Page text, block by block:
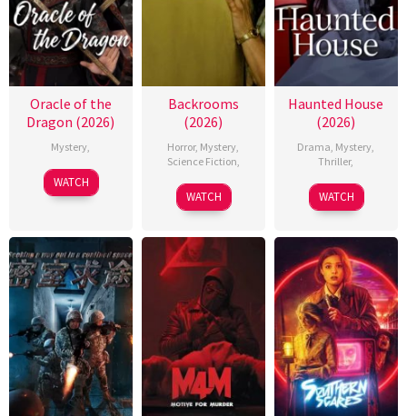
Oracle of the
Dragon (2026)
Mystery,
WATCH
Backrooms
(2026)
Horror, Mystery,
Science Fiction,
WATCH
Haunted House
(2026)
Drama, Mystery,
Thriller,
WATCH